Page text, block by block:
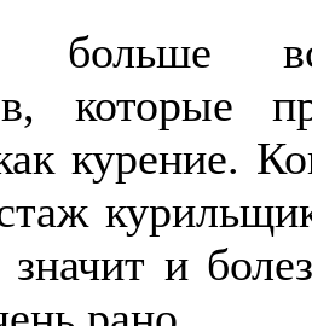
больше
которые
курение.
и